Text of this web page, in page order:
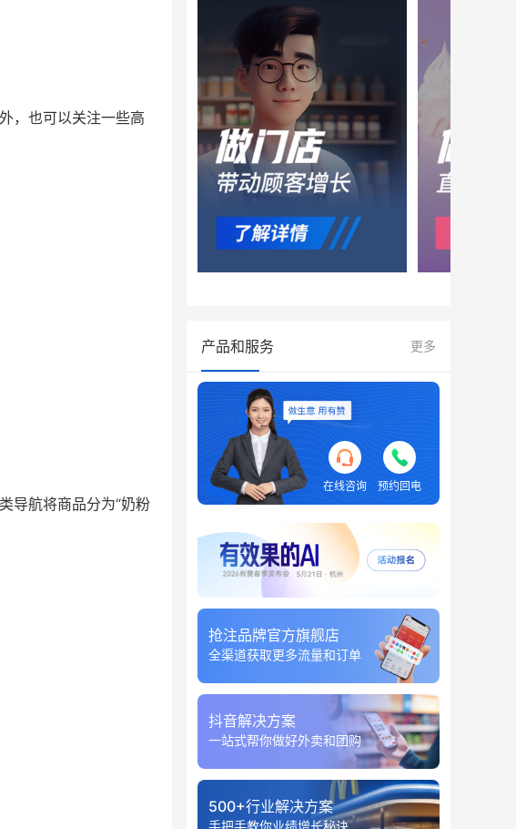
，也可以关注一些高
导航将商品分为“奶粉
产品和服务 更多
在线咨询 预约回电
抢注品牌官方旗舰店
全渠道获取更多流量和订单
抖音解决方案
一站式帮你做好外卖和团购
500+行业解决方案
手把手教你业绩增长秘诀